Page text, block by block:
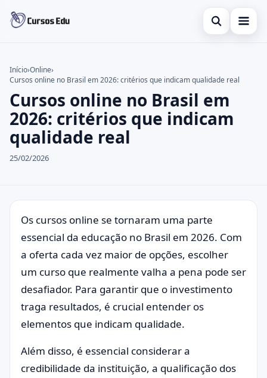
Abrir busca
Inglês
Idiomas
espanhol
Buscar no site
Buscar por:
Pressione Enter para buscar ou ESC para fechar.
Início›Online›
Cursos online no Brasil em 2026: critérios que indicam qualidade real
Cursos online no Brasil em
2026: critérios que indicam
qualidade real
25/02/2026
Os cursos online se tornaram uma parte
essencial da educação no Brasil em 2026. Com
a oferta cada vez maior de opções, escolher
um curso que realmente valha a pena pode ser
desafiador. Para garantir que o investimento
traga resultados, é crucial entender os
elementos que indicam qualidade.
Além disso, é essencial considerar a
credibilidade da instituição, a qualificação dos